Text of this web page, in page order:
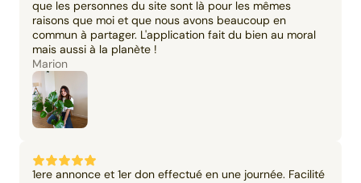
que les personnes du site sont là pour les mêmes
raisons que moi et que nous avons beaucoup en
commun à partager. L'application fait du bien au moral
mais aussi à la planète !
Marion
1ere annonce et 1er don effectué en une journée. Facilité